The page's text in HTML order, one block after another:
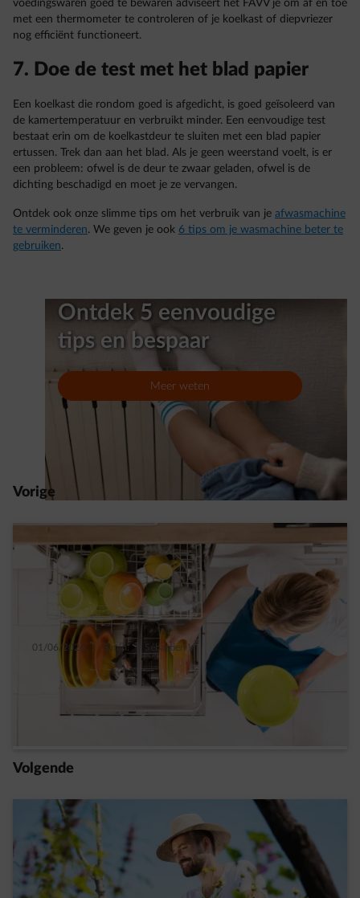
voedingswaren goed te bewaren adviseert het FAVV je om af en toe
met een thermometer te controleren of je koelkast of diepvriezer
nog efficiënt functioneert.
7. Doe de test met het blad papier
Een koelkast die rondom goed is afgedicht, is goed geïsoleerd van
de kamertemperatuur en verbruikt minder. Een eenvoudige test
bestaat erin om de koelkastdeur te sluiten met een blad papier
ertussen. Trek dan aan het blad. Als je geen weerstand voelt, is er
een probleem: ofwel is de deur te zwaar geladen, ofwel is de
dichting beschadigd en moet je ze vervangen.
Ontdek ook onze slimme tips om het verbruik van je afwasmachine
te verminderen. We geven je ook 6 tips om je wasmachine beter te
gebruiken.
Ontdek 5 eenvoudige
tips en bespaar
Meer weten
Vorige
01/06/2026 3 min. | Sébastien V.
5 slimme tips om het verbruik van je
afwasmachine te verminderen
Volgende